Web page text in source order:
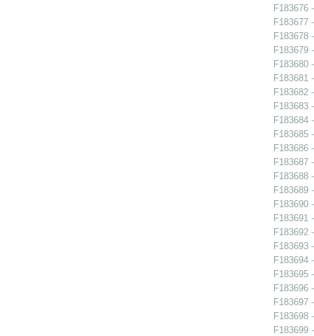
F183676
F183677
F183678
F183679
F183680
F183681
F183682
F183683
F183684
F183685
F183686
F183687
F183688
F183689
F183690
F183691
F183692
F183693
F183694
F183695
F183696
F183697
F183698
F183699